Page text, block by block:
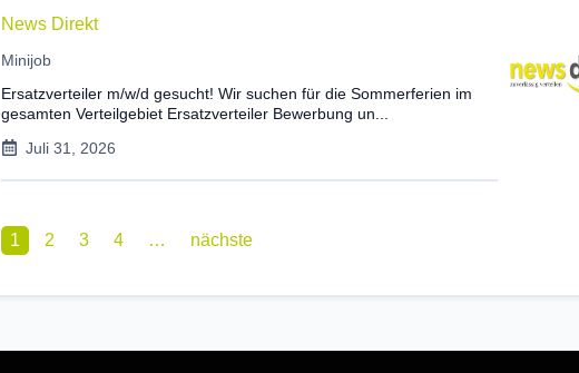
News Direkt
Minijob
Ersatzverteiler m/w/d gesucht! Wir suchen für die Sommerferien im
gesamten Verteilgebiet Ersatzverteiler Bewerbung un...
Juli 31, 2026
1 2 3 4 … nächste